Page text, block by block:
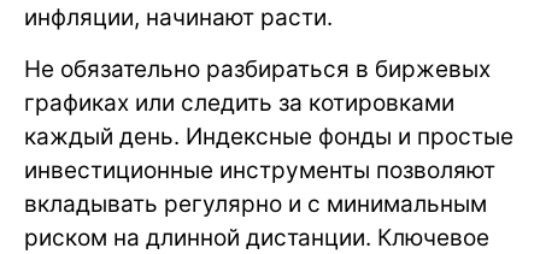
инфляции, начинают расти.
Не обязательно разбираться в биржевых
графиках или следить за котировками
каждый день. Индексные фонды и простые
инвестиционные инструменты позволяют
вкладывать регулярно и с минимальным
риском на длинной дистанции. Ключевое